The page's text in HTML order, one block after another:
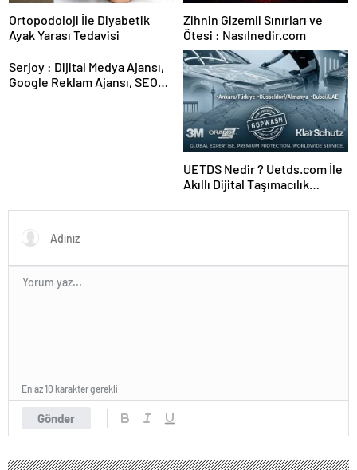
Ortopodoloji İle Diyabetik
Ayak Yarası Tedavisi
Zihnin Gizemli Sınırları ve
Ötesi : Nasılnedir.com
Serjoy : Dijital Medya Ajansı,
Google Reklam Ajansı, SEO
UETDS Nedir ? Uetds.com İle
Akıllı Dijital Taşımacılık
Gönder
En az 10 karakter gerekli